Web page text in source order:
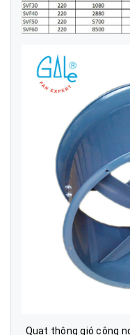
Quạt thông gió công